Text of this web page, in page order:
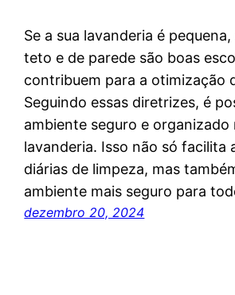
Se a sua lavanderia é
teto e de parede são boas
contribuem para a otimização
Seguindo essas diretrizes, é
ambiente seguro e organizado
lavanderia. Isso não só facilita
diárias de limpeza, mas
ambiente mais seguro para
dezembro 20, 2024